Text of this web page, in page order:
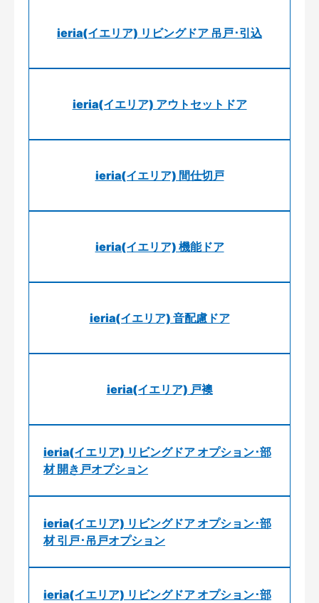
ieria(イエリア) リビングドア 吊戸･引込
ieria(イエリア) アウトセットドア
ieria(イエリア) 間仕切戸
ieria(イエリア) 機能ドア
ieria(イエリア) 音配慮ドア
ieria(イエリア) 戸襖
ieria(イエリア) リビングドア オプション･部
材 開き戸オプション
ieria(イエリア) リビングドア オプション･部
材 引戸･吊戸オプション
ieria(イエリア) リビングドア オプション･部